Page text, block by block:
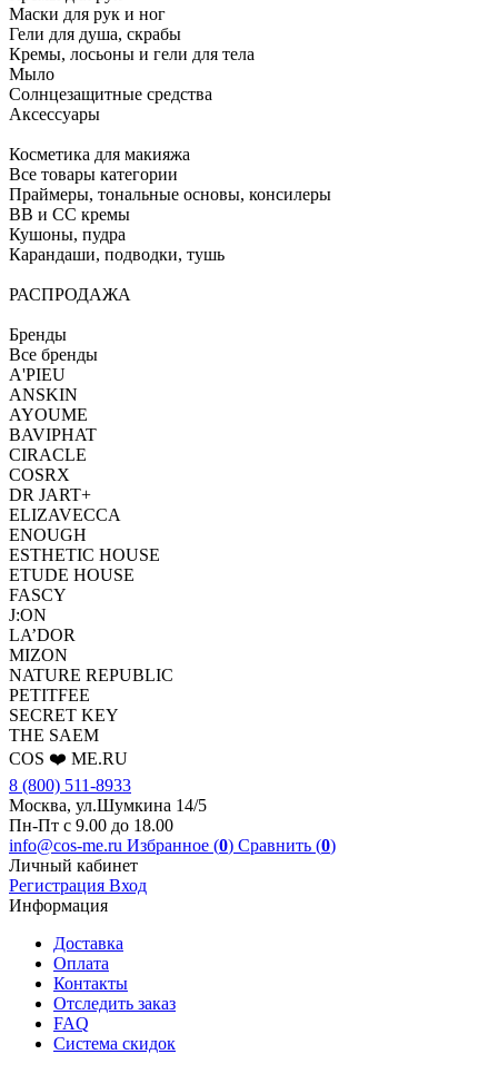
Маски для рук и ног
Гели для душа, скрабы
Кремы, лосьоны и гели для тела
Мыло
Солнцезащитные средства
Аксессуары
Косметика для макияжа
Все товары категории
Праймеры, тональные основы, консилеры
BB и CC кремы
Кушоны, пудра
Карандаши, подводки, тушь
РАСПРОДАЖА
Бренды
Все бренды
A'PIEU
ANSKIN
AYOUME
BAVIPHAT
CIRACLE
COSRX
DR JART+
ELIZAVECCA
ENOUGH
ESTHETIC HOUSE
ETUDE HOUSE
FASCY
J:ON
LA’DOR
MIZON
NATURE REPUBLIC
PETITFEE
SEСRET KEY
THE SAEM
COS ❤️ ME.RU
8 (800) 511-8933
Москва, ул.Шумкина 14/5
Пн-Пт с 9.00 до 18.00
info@cos-me.ru Избранное (0) Сравнить (0)
Личный кабинет
Регистрация Вход
Информация
Доставка
Оплата
Контакты
Отследить заказ
FAQ
Система скидок